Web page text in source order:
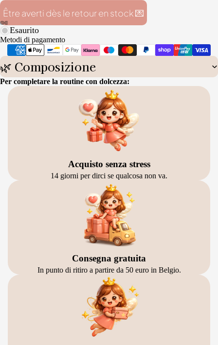
Être averti dès le retour en stock 💌
Esaurito
Metodi di pagamento
🌿 Composizione
Per completare la routine con dolcezza:
Acquisto senza stress
14 giorni per dirci se qualcosa non va.
Consegna gratuita
In punto di ritiro a partire da 50 euro in Belgio.